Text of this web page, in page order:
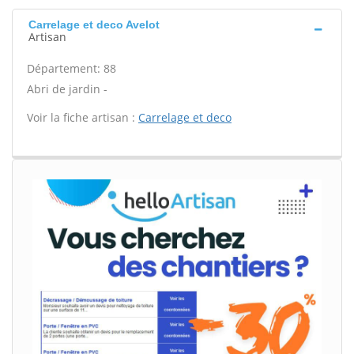
Carrelage et deco Avelot
Artisan
Département: 88
Abri de jardin -
Voir la fiche artisan : Carrelage et deco